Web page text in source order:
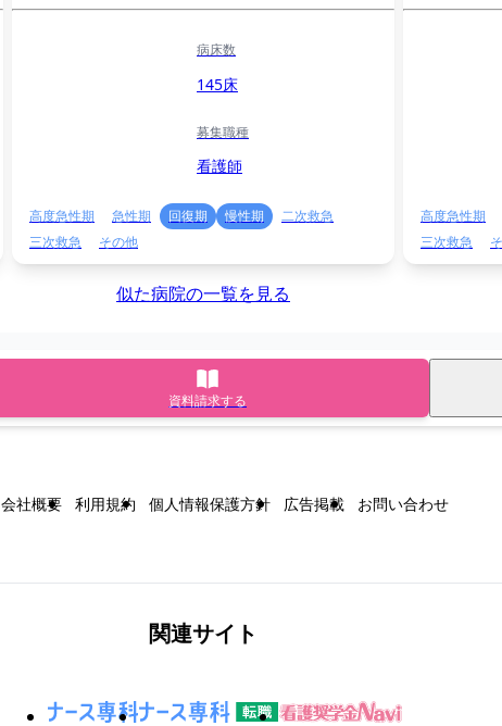
病床数
145床
募集職種
看護師
高度急性期 急性期 回復期 慢性期
二次救急
三次救急
その他
高度急性期
三次救急
似た病院の一覧を見る
資料請求する
会社概要 利用規約 個人情報保護方針 広告掲載 お問い合わせ
関連サイト